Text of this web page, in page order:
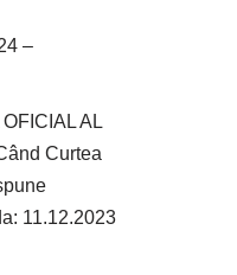
–
AL
Curtea
11.12.2023